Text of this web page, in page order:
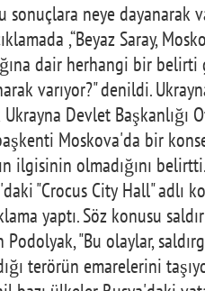
sonuçlara neye dayanarak
,“Beyaz Saray,
dair herhangi bir
varıyor?" denildi.
Devlet Başkanlığı
Moskova'da bir
ilgisinin olmadığını
"Crocus City Hall" adlı
yaptı. Söz konusu
Podolyak, "Bu olaylar,
terörün emarelerini